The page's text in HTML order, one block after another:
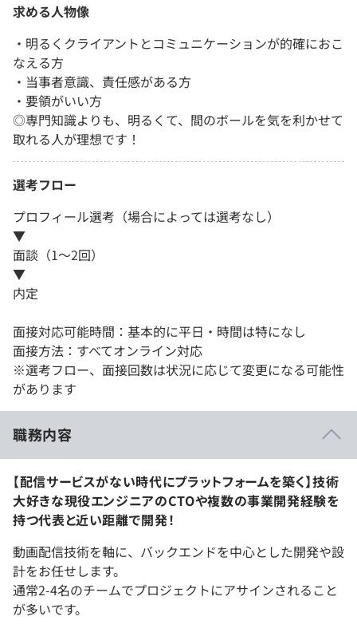
求める人物像
・明るくクライアントとコミュニケーションが的確におこ
なえる方
・当事者意識、責任感がある方
・要領がいい方
◎専門知識よりも、明るくて、間のボールを気を利かせて
取れる人が理想です！
選考フロー
プロフィール選考（場合によっては選考なし）
▼
面談（1～2回）
▼
内定
面接対応可能時間：基本的に平日・時間は特になし
面接方法：すべてオンライン対応
※選考フロー、面接回数は状況に応じて変更になる可能性
があります
職務内容
【配信サービスがない時代にプラットフォームを築く】技術
大好きな現役エンジニアのCTOや複数の事業開発経験を
持つ代表と近い距離で開発！
動画配信技術を軸に、バックエンドを中心とした開発や設
計をお任せします。
通常2-4名のチームでプロジェクトにアサインされること
が多いです。